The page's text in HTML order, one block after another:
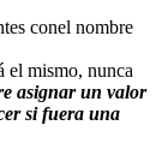
conel nombre
el mismo, nunca
asignar un valor
si fuera una